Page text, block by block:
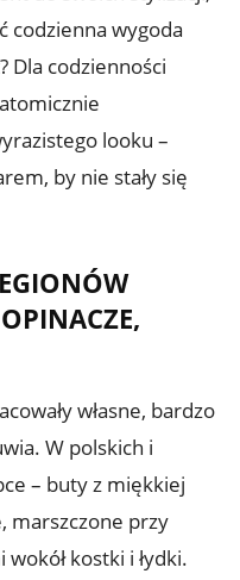
codzienna wygoda
Dla codzienności
looku –
by nie stały się
własne, bardzo
W polskich i
– buty z miękkiej
marszczone przy
kostki i łydki.